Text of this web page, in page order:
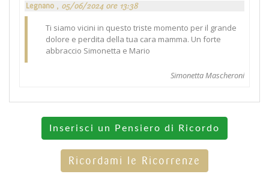
Legnano , 05/06/2024 ore 13:38
Ti siamo vicini in questo triste momento per il grande
dolore e perdita della tua cara mamma. Un forte
abbraccio Simonetta e Mario
Simonetta Mascheroni
Inserisci un Pensiero di Ricordo
Ricordami le Ricorrenze